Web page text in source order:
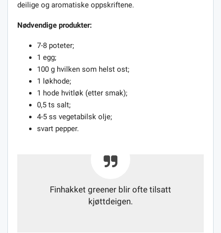
deilige og aromatiske oppskriftene.
Nødvendige produkter:
7-8 poteter;
1 egg;
100 g hvilken som helst ost;
1 løkhode;
1 hode hvitløk (etter smak);
0,5 ts salt;
4-5 ss vegetabilsk olje;
svart pepper.
Finhakket greener blir ofte tilsatt
kjøttdeigen.